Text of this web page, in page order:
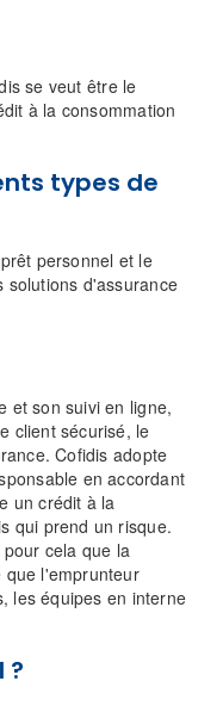
se veut être le
à la consommation
types de
personnel et le
solutions d'assurance
et son suivi en ligne,
client sécurisé, le
Cofidis adopte
en accordant
un crédit à la
qui prend un risque.
cela que la
que l'emprunteur
les équipes en interne
?